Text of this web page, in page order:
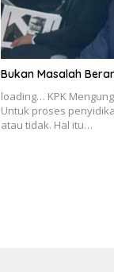
Bukan Masalah
loading… KPK
Untuk proses
atau tidak. Hal itu…